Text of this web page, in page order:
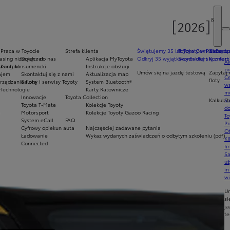
Świętujemy 35 lat Toyoty w Polsce
Odkryj 35 wyjątkowych ofert
Umów się na jazdę testową
Praca w Toyocie
Dołącz do nas
Kontakt
Skontaktuj się z nami
Salony i serwisy Toyoty
Technologie
Innowacje
Toyota T-Mate
Motorsport
System eCall
Cyfrowy opiekun auta
Ładowanie
Connected
Toyota Central
Skontaktuj się z
niższych rat
konsumencki
flotą
Komfort
Zapytaj
floty
Strefa klienta
Aplikacja MyToyota
Instrukcje obsługi
Aktualizacja map
System Bluetooth®
Karty Ratownicze
Toyota Collection
Kolekcje Toyoty
Kolekcje Toyoty Gazoo Racing
FAQ
Najczęściej zadawane pytania
Wykaz wydanych zaświadczeń o odbytym szkoleniu (pdf)